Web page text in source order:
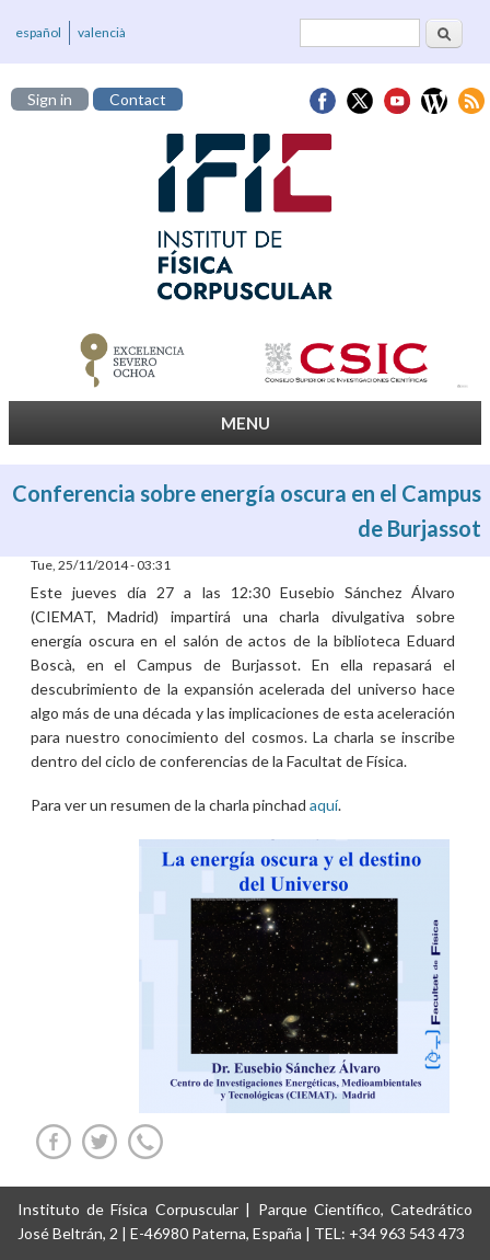
Search
español valencià
Sign in Contact
MENU
Conferencia sobre energía oscura en el Campus
de Burjassot
Tue, 25/11/2014 - 03:31
Este jueves día 27 a las 12:30 Eusebio Sánchez Álvaro
(CIEMAT, Madrid) impartirá una charla divulgativa sobre
energía oscura en el salón de actos de la biblioteca Eduard
Boscà, en el Campus de Burjassot. En ella repasará el
descubrimiento de la expansión acelerada del universo hace
algo más de una década y las implicaciones de esta aceleración
para nuestro conocimiento del cosmos. La charla se inscribe
dentro del ciclo de conferencias de la Facultat de Física.
Para ver un resumen de la charla pinchad aquí.
Instituto de Física Corpuscular | Parque Científico, Catedrático
José Beltrán, 2 | E-46980 Paterna, España | TEL: +34 963 543 473